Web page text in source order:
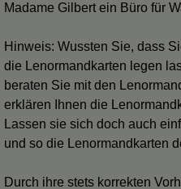
Madame Gilbert ein Büro für
Hinweis: Wussten Sie, dass
die Lenormandkarten legen
beraten Sie mit den
erklären Ihnen die
Lassen sie sich doch auch
und so die Lenormandkarten
Durch ihre stets korrekten